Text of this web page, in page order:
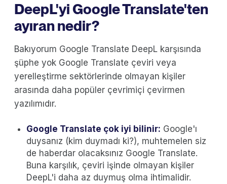
DeepL'yi Google Translate'ten
ayıran nedir?
Bakıyorum Google Translate DeepL karşısında
şüphe yok Google Translate çeviri veya
yerelleştirme sektörlerinde olmayan kişiler
arasında daha popüler çevrimiçi çevirmen
yazılımıdır.
Google Translate çok iyi bilinir: Google'ı
duysanız (kim duymadı ki?), muhtemelen siz
de haberdar olacaksınız Google Translate.
Buna karşılık, çeviri işinde olmayan kişiler
DeepL'i daha az duymuş olma ihtimalidir.